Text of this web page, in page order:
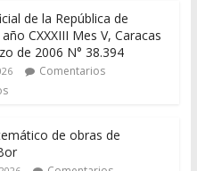
de la República de
CXXXIII Mes V, Caracas
de 2006 N° 38.394
Comentarios
de obras de